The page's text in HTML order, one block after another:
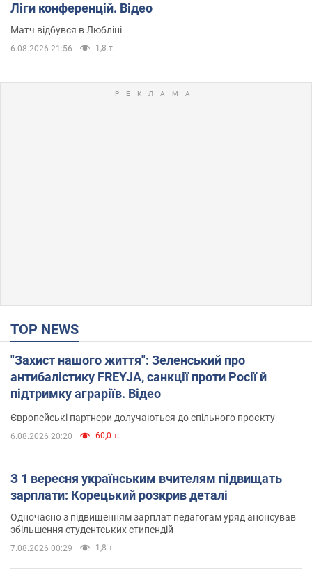
Ліги конференцій. Відео
Матч відбувся в Любліні
6.08.2026 21:56 1,8 т.
TOP NEWS
"Захист нашого життя": Зеленський про
антибалістику FREYJA, санкції проти Росії й
підтримку аграріїв. Відео
Європейські партнери долучаються до спільного проєкту
6.08.2026 20:20 60,0 т.
З 1 вересня українським вчителям підвищать
зарплати: Корецький розкрив деталі
Одночасно з підвищенням зарплат педагогам уряд анонсував
збільшення студентських стипендій
7.08.2026 00:29 1,8 т.